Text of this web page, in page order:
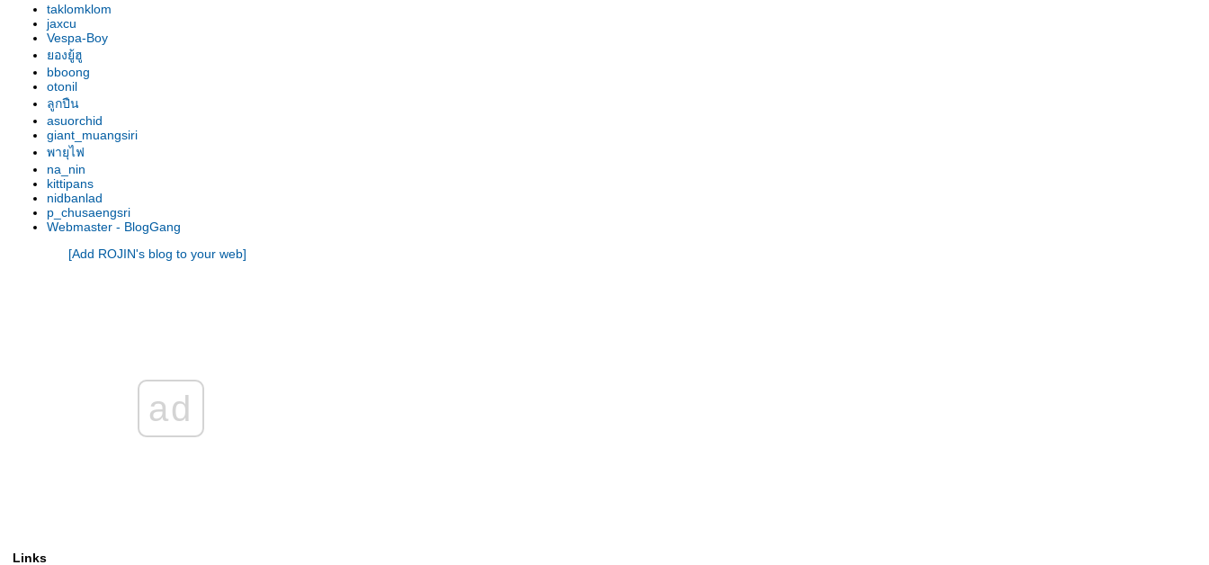
taklomklom
jaxcu
Vespa-Boy
องยู้ฮู
bboong
otonil
ลูกปืน
asuorchid
giant_muangsiri
พายุไฟ
na_nin
kittipans
nidbanlad
p_chusaengsri
Webmaster - BlogGang
[Add ROJIN's blog to your web]
ad
Links